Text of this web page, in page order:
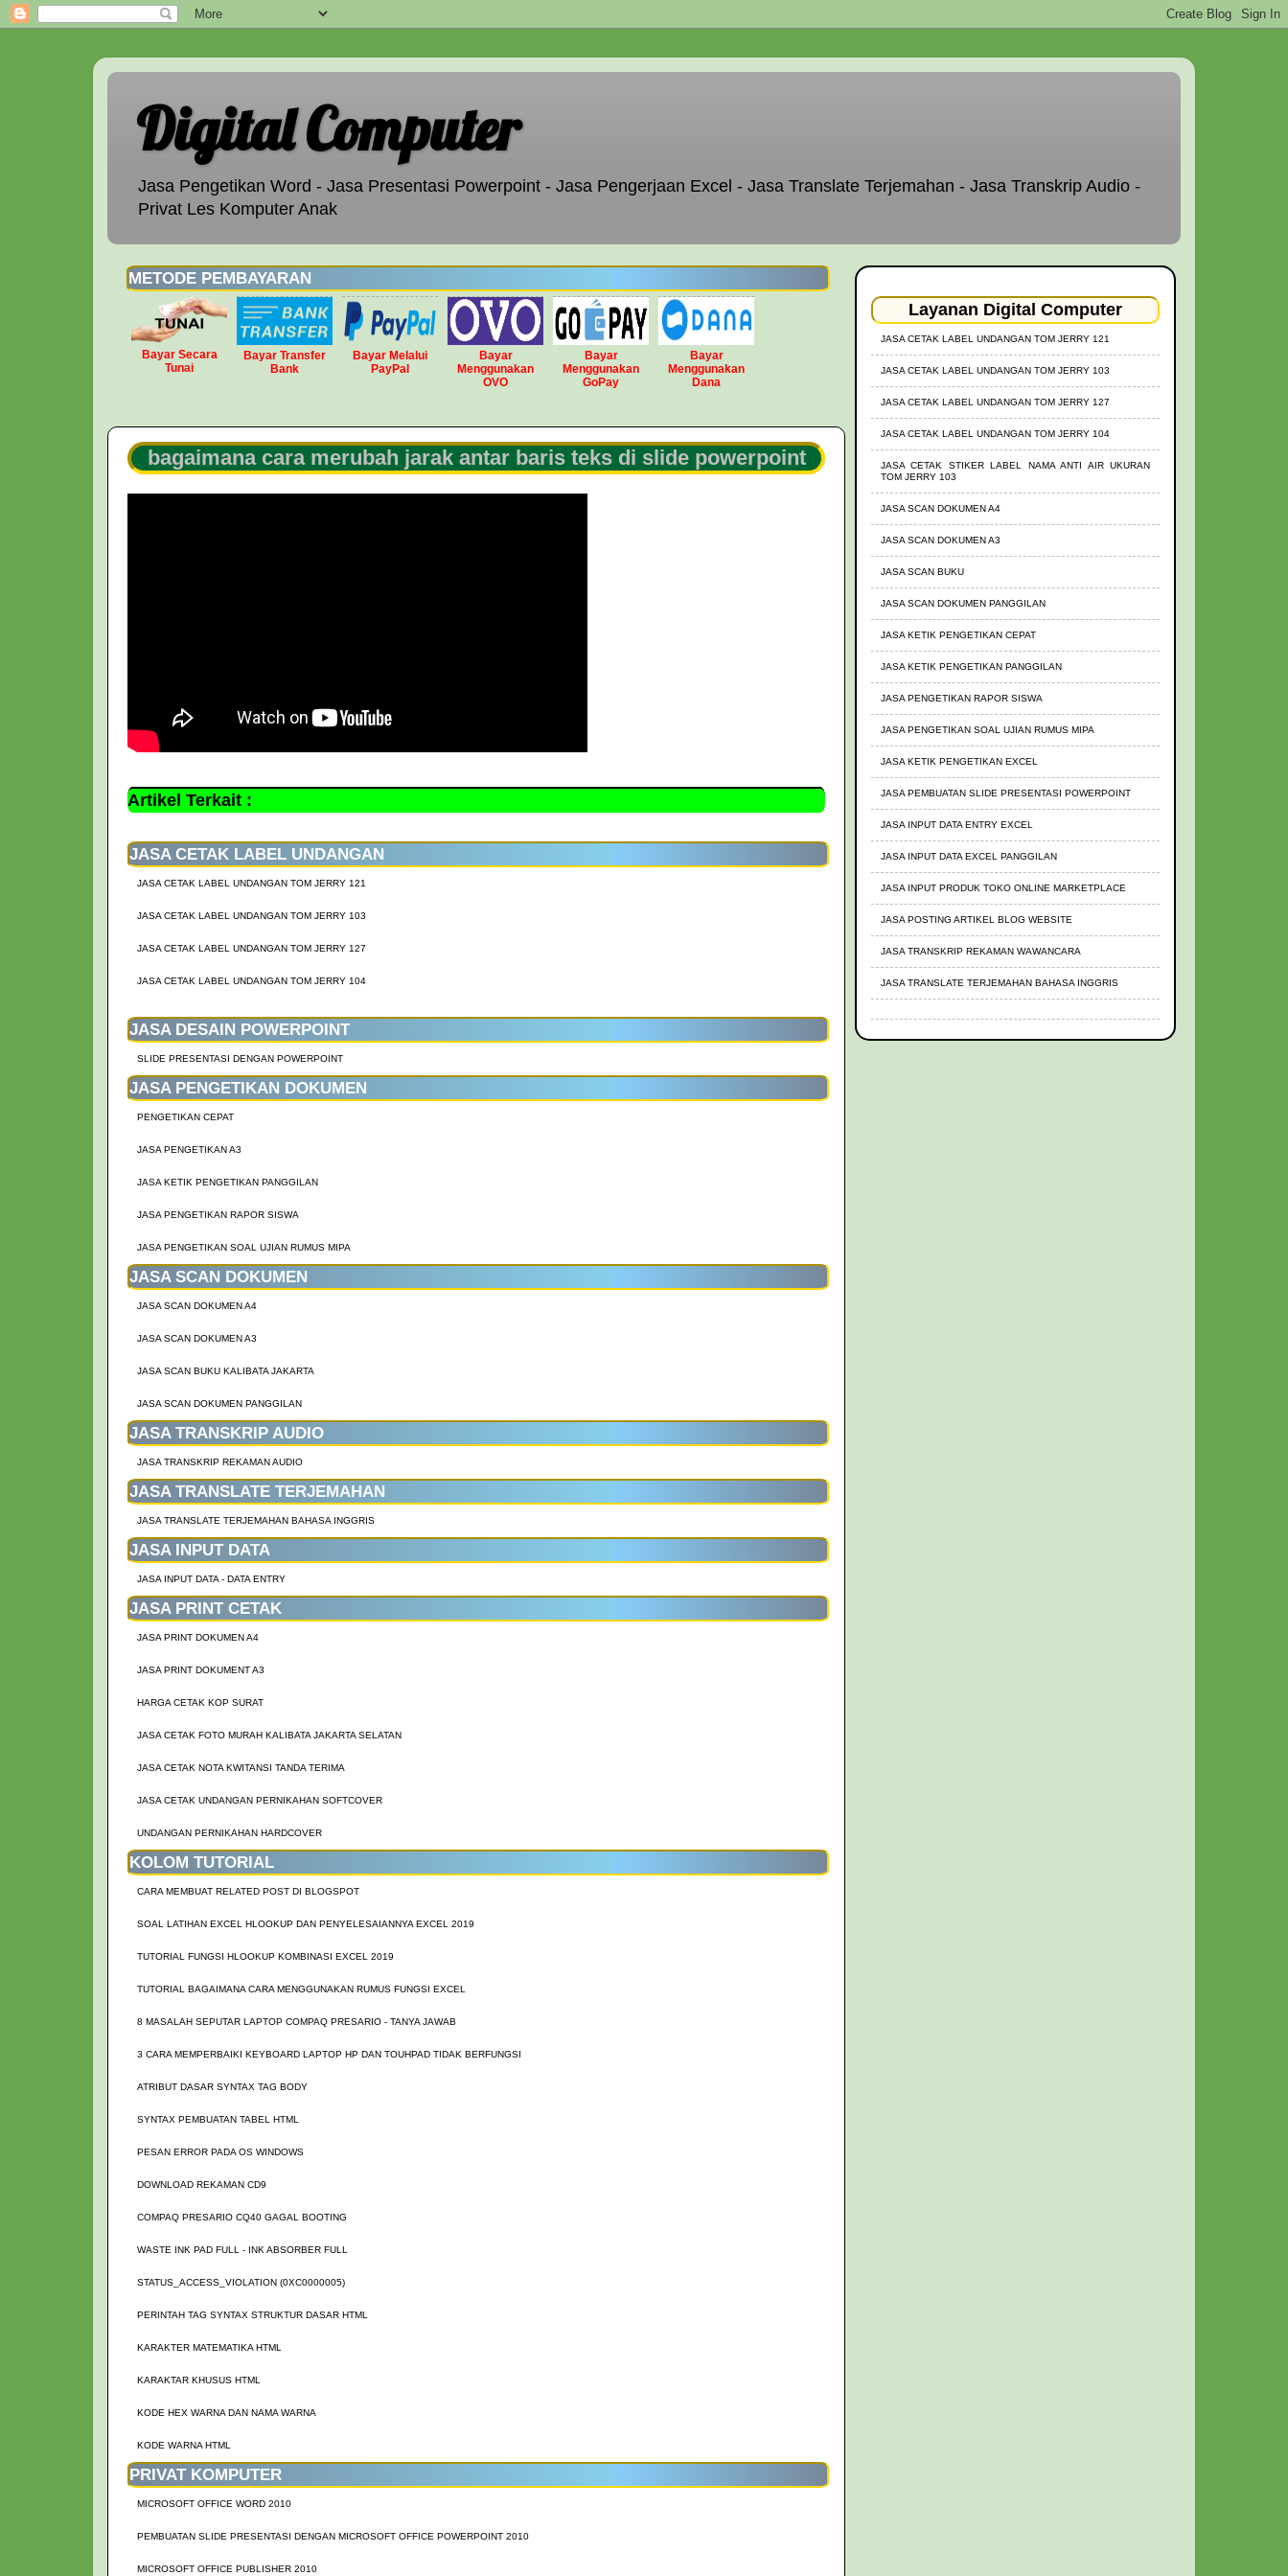
Digital Computer
Jasa Pengetikan Word - Jasa Presentasi Powerpoint - Jasa Pengerjaan Excel - Jasa Translate Terjemahan - Jasa Transkrip Audio -
Privat Les Komputer Anak
METODE PEMBAYARAN
Bayar Secara
Tunai
Bayar Transfer
Bank
Bayar Melalui
PayPal
Bayar
Menggunakan
OVO
Bayar
Menggunakan
GoPay
Bayar
Menggunakan
Dana
bagaimana cara merubah jarak antar baris teks di slide powerpoint
Artikel Terkait :
JASA CETAK LABEL UNDANGAN
JASA CETAK LABEL UNDANGAN TOM JERRY 121
JASA CETAK LABEL UNDANGAN TOM JERRY 103
JASA CETAK LABEL UNDANGAN TOM JERRY 127
JASA CETAK LABEL UNDANGAN TOM JERRY 104
JASA DESAIN POWERPOINT
SLIDE PRESENTASI DENGAN POWERPOINT
JASA PENGETIKAN DOKUMEN
PENGETIKAN CEPAT
JASA PENGETIKAN A3
JASA KETIK PENGETIKAN PANGGILAN
JASA PENGETIKAN RAPOR SISWA
JASA PENGETIKAN SOAL UJIAN RUMUS MIPA
JASA SCAN DOKUMEN
JASA SCAN DOKUMEN A4
JASA SCAN DOKUMEN A3
JASA SCAN BUKU KALIBATA JAKARTA
JASA SCAN DOKUMEN PANGGILAN
JASA TRANSKRIP AUDIO
JASA TRANSKRIP REKAMAN AUDIO
JASA TRANSLATE TERJEMAHAN
JASA TRANSLATE TERJEMAHAN BAHASA INGGRIS
JASA INPUT DATA
JASA INPUT DATA - DATA ENTRY
JASA PRINT CETAK
JASA PRINT DOKUMEN A4
JASA PRINT DOKUMENT A3
HARGA CETAK KOP SURAT
JASA CETAK FOTO MURAH KALIBATA JAKARTA SELATAN
JASA CETAK NOTA KWITANSI TANDA TERIMA
JASA CETAK UNDANGAN PERNIKAHAN SOFTCOVER
UNDANGAN PERNIKAHAN HARDCOVER
KOLOM TUTORIAL
CARA MEMBUAT RELATED POST DI BLOGSPOT
SOAL LATIHAN EXCEL HLOOKUP DAN PENYELESAIANNYA EXCEL 2019
TUTORIAL FUNGSI HLOOKUP KOMBINASI EXCEL 2019
TUTORIAL BAGAIMANA CARA MENGGUNAKAN RUMUS FUNGSI EXCEL
8 MASALAH SEPUTAR LAPTOP COMPAQ PRESARIO - TANYA JAWAB
3 CARA MEMPERBAIKI KEYBOARD LAPTOP HP DAN TOUHPAD TIDAK BERFUNGSI
ATRIBUT DASAR SYNTAX TAG BODY
SYNTAX PEMBUATAN TABEL HTML
PESAN ERROR PADA OS WINDOWS
DOWNLOAD REKAMAN CD9
COMPAQ PRESARIO CQ40 GAGAL BOOTING
WASTE INK PAD FULL - INK ABSORBER FULL
STATUS_ACCESS_VIOLATION (0XC0000005)
PERINTAH TAG SYNTAX STRUKTUR DASAR HTML
KARAKTER MATEMATIKA HTML
KARAKTAR KHUSUS HTML
KODE HEX WARNA DAN NAMA WARNA
KODE WARNA HTML
PRIVAT KOMPUTER
MICROSOFT OFFICE WORD 2010
PEMBUATAN SLIDE PRESENTASI DENGAN MICROSOFT OFFICE POWERPOINT 2010
MICROSOFT OFFICE PUBLISHER 2010
Layanan Digital Computer
JASA CETAK LABEL UNDANGAN TOM JERRY 121
JASA CETAK LABEL UNDANGAN TOM JERRY 103
JASA CETAK LABEL UNDANGAN TOM JERRY 127
JASA CETAK LABEL UNDANGAN TOM JERRY 104
JASA CETAK STIKER LABEL NAMA ANTI AIR UKURAN
TOM JERRY 103
JASA SCAN DOKUMEN A4
JASA SCAN DOKUMEN A3
JASA SCAN BUKU
JASA SCAN DOKUMEN PANGGILAN
JASA KETIK PENGETIKAN CEPAT
JASA KETIK PENGETIKAN PANGGILAN
JASA PENGETIKAN RAPOR SISWA
JASA PENGETIKAN SOAL UJIAN RUMUS MIPA
JASA KETIK PENGETIKAN EXCEL
JASA PEMBUATAN SLIDE PRESENTASI POWERPOINT
JASA INPUT DATA ENTRY EXCEL
JASA INPUT DATA EXCEL PANGGILAN
JASA INPUT PRODUK TOKO ONLINE MARKETPLACE
JASA POSTING ARTIKEL BLOG WEBSITE
JASA TRANSKRIP REKAMAN WAWANCARA
JASA TRANSLATE TERJEMAHAN BAHASA INGGRIS